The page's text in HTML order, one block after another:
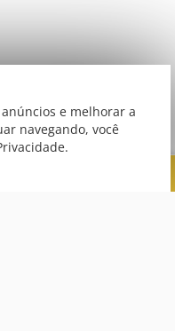
e melhorar a
navegando, você